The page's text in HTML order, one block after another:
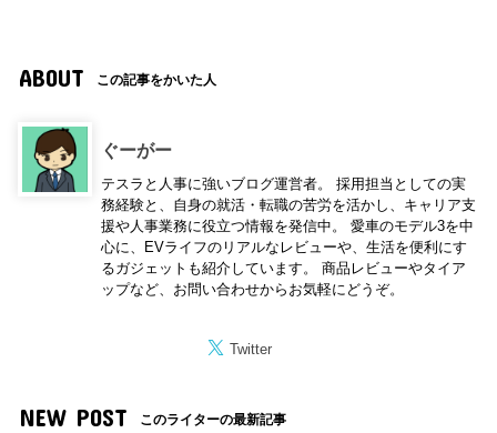
ABOUT この記事をかいた人
ぐーがー
テスラと人事に強いブログ運営者。 採用担当としての実
務経験と、自身の就活・転職の苦労を活かし、キャリア支
援や人事業務に役立つ情報を発信中。 愛車のモデル3を中
心に、EVライフのリアルなレビューや、生活を便利にす
るガジェットも紹介しています。 商品レビューやタイア
ップなど、お問い合わせからお気軽にどうぞ。
Twitter
NEW POST このライターの最新記事